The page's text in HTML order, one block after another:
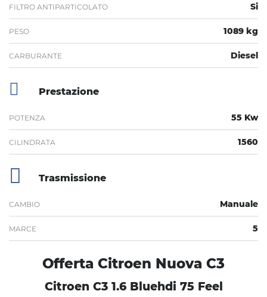
FILTRO ANTIPARTICOLATO Si
PESO 1089 kg
CARBURANTE Diesel
Prestazione
POTENZA 55 Kw
CILINDRATA 1560
Trasmissione
CAMBIO Manuale
MARCE 5
Offerta Citroen Nuova C3
Citroen C3 1.6 Bluehdi 75 Feel